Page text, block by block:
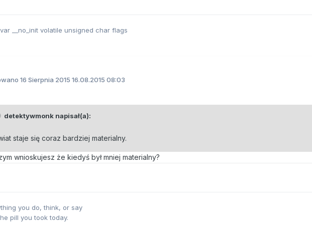
__no_init volatile unsigned char flags
16 Sierpnia 2015 16.08.2015 08:03
detektywmonk napisał(a):
staje się coraz bardziej materialny.
wnioskujesz że kiedyś był mniej materialny?
you do, think, or say
pill you took today.